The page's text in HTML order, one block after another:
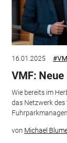
16.01.2025
VMF:
Wie bereits im
das Netzwerk
von Michael